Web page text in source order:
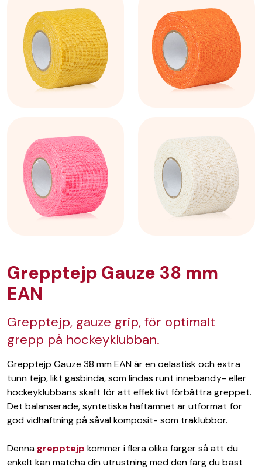
Grepptejp Gauze 38 mm
EAN
Grepptejp, gauze grip, för optimalt
grepp på hockeyklubban.
Grepptejp Gauze 38 mm EAN är en oelastisk och extra
tunn tejp, likt gasbinda, som lindas runt innebandy- eller
hockeyklubbans skaft för att effektivt förbättra greppet.
Det balanserade, syntetiska häftämnet är utformat för
god vidhäftning på såväl komposit- som träklubbor.
Denna grepptejp kommer i flera olika färger så att du
enkelt kan matcha din utrustning med den färg du bäst